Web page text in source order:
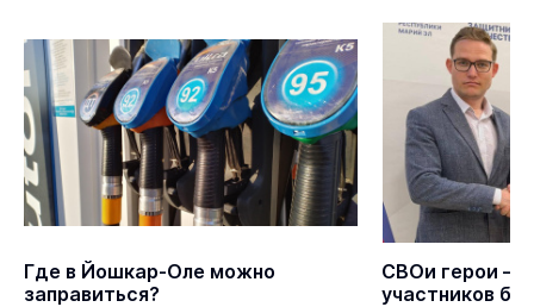
Где в Йошкар-Оле можно
заправиться?
СВОи герои –
участников